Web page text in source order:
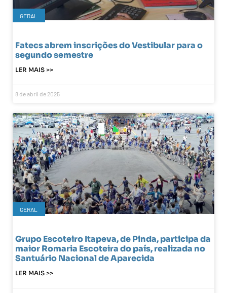
GERAL
Fatecs abrem inscrições do Vestibular para o
segundo semestre
LER MAIS >>
8 de abril de 2025
GERAL
Grupo Escoteiro Itapeva, de Pinda, participa da
maior Romaria Escoteira do país, realizada no
Santuário Nacional de Aparecida
LER MAIS >>